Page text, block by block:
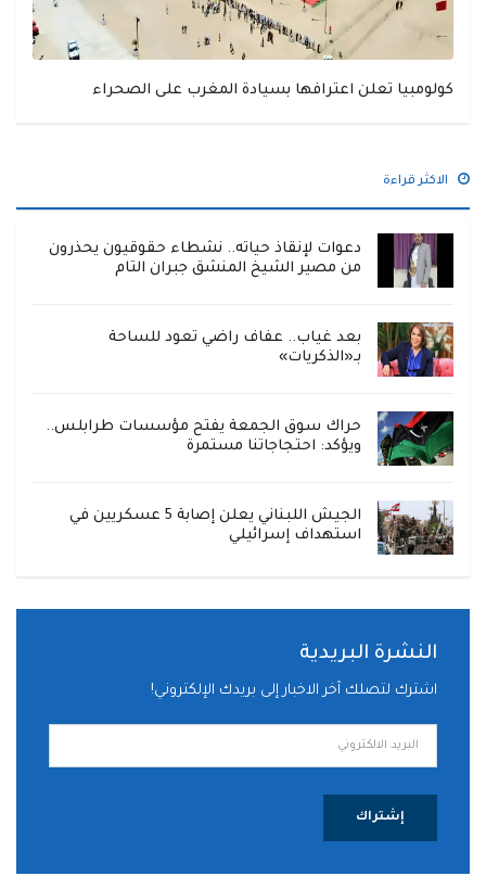
كولومبيا تعلن اعترافها بسيادة المغرب على الصحراء
الاكثر قراءة
دعوات لإنقاذ حياته.. نشطاء حقوقيون يحذرون
من مصير الشيخ المنشق جبران التام
بعد غياب.. عفاف راضي تعود للساحة
بـ«الذكريات»
حراك سوق الجمعة يفتح مؤسسات طرابلس..
ويؤكد: احتجاجاتنا مستمرة
الجيش اللبناني يعلن إصابة 5 عسكريين في
استهداف إسرائيلي
النشرة البريدية
اشترك لتصلك آخر الاخبار إلى بريدك الإلكتروني!
إشتراك